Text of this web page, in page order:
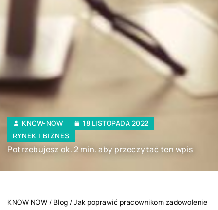
KNOW-NOW
18 LISTOPADA 2022
RYNEK I BIZNES
Potrzebujesz ok. 2 min. aby przeczytać ten wpis
KNOW NOW / Blog / Jak poprawić pracownikom zadowolenie